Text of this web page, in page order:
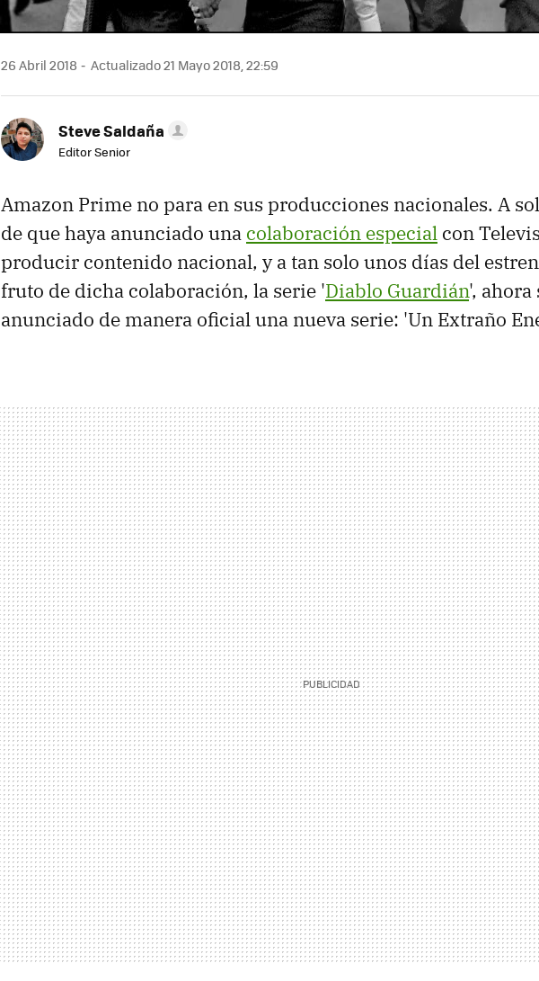
26 Abril 2018 Actualizado 21 Mayo 2018, 22:59
Steve Saldaña
Editor Senior
Amazon Prime no para en sus producciones nacionales. A
de que haya anunciado una colaboración especial con
producir contenido nacional, y a tan solo unos días del
fruto de dicha colaboración, la serie 'Diablo Guardián', ahora
anunciado de manera oficial una nueva serie: 'Un Extraño